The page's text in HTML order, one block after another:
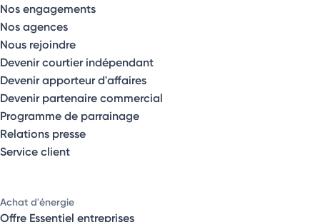
Nos engagements
Nos agences
Nous rejoindre
Devenir courtier indépendant
Devenir apporteur d'affaires
Devenir partenaire commercial
Programme de parrainage
Relations presse
Service client
Achat d'énergie
Offre Essentiel entreprises